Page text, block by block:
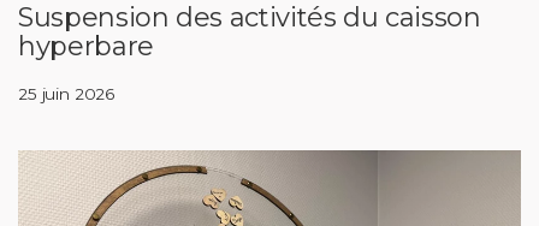
Suspension des activités du caisson
hyperbare
25 juin 2026